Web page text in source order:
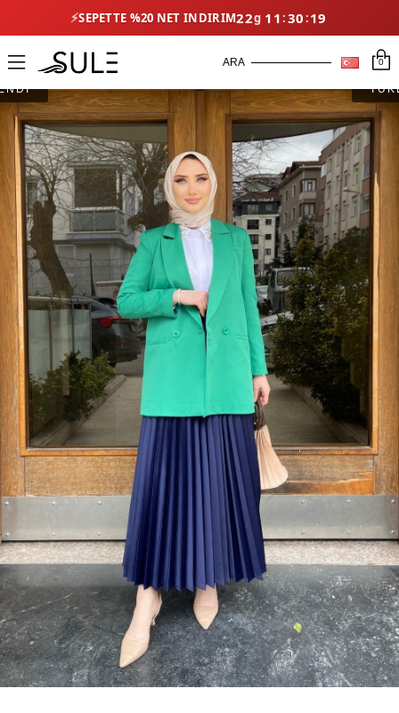
⚡SEPETTE %20 NET İNDIRIM22 11 30 19
0